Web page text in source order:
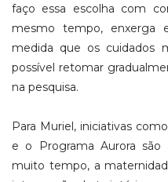
faço essa escolha com
mesmo tempo, enxerga
medida que os cuidados
possível retomar
na pesquisa.
Para Muriel, iniciativas
e o Programa Aurora são
muito tempo, a